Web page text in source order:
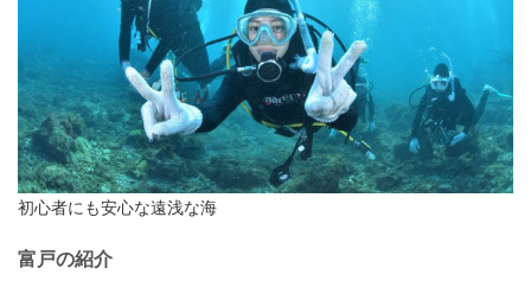
初心者にも安心な遠浅な海
富戸の紹介